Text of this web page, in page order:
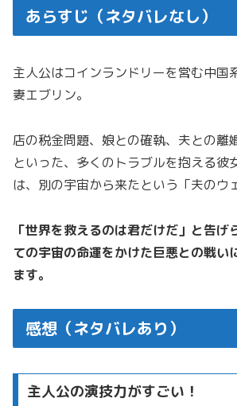
あらすじ（ネタバレなし）
主人公はコインランドリーを営む中国
妻エブリン。
店の税金問題、娘との確執、夫との離
といった、多くのトラブルを抱える彼
は、別の宇宙から来たという「夫のウ
「世界を救えるのは君だけだ」と告げ
ての宇宙の命運をかけた巨悪との戦い
ます。
感想（ネタバレあり）
主人公の演技力がすごい！